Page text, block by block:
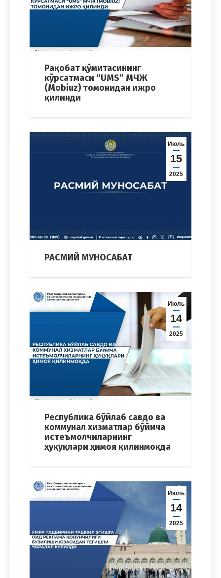
Рақобат қўмитасининг
кўрсатмаси “UMS” МЧЖ
(Mobiuz) томонидан ижро
қилинди
Июль
15
2025
РАСМИЙ МУНОСАБАТ
Июль
14
2025
Республика бўйлаб савдо ва
коммунал хизматлар бўйича
истеъмолчиларнинг
ҳуқуқлари ҳимоя қилинмоқда
Июль
14
2025